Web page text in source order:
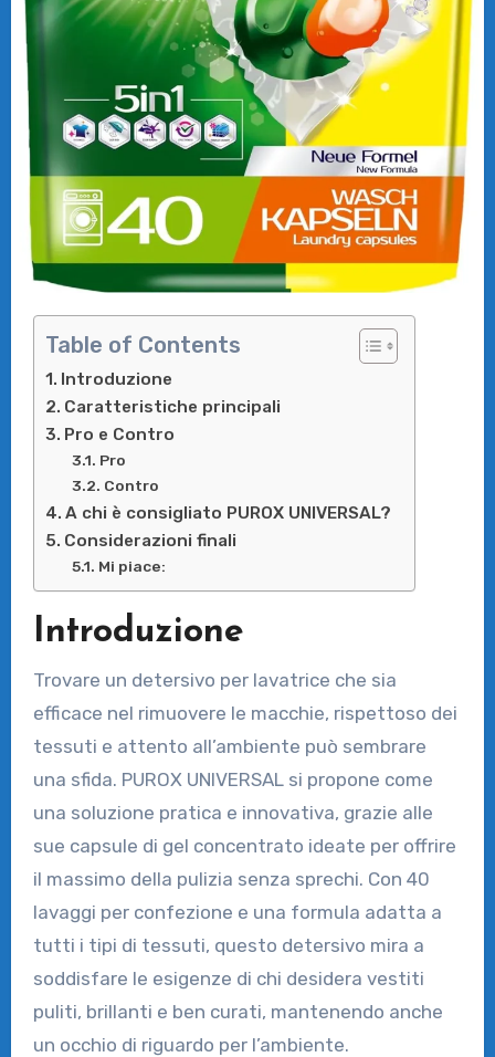
Table of Contents
Introduzione
Caratteristiche principali
Pro e Contro
Pro
Contro
A chi è consigliato PUROX UNIVERSAL?
Considerazioni finali
Mi piace:
Introduzione
Trovare un detersivo per lavatrice che sia
efficace nel rimuovere le macchie, rispettoso dei
tessuti e attento all’ambiente può sembrare
una sfida. PUROX UNIVERSAL si propone come
una soluzione pratica e innovativa, grazie alle
sue capsule di gel concentrato ideate per offrire
il massimo della pulizia senza sprechi. Con 40
lavaggi per confezione e una formula adatta a
tutti i tipi di tessuti, questo detersivo mira a
soddisfare le esigenze di chi desidera vestiti
puliti, brillanti e ben curati, mantenendo anche
un occhio di riguardo per l’ambiente.